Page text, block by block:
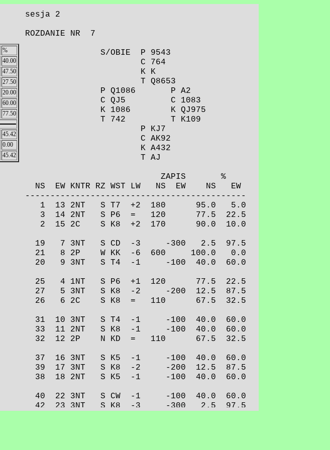
%
40.00
47.50
27.50
20.00
60.00
77.50
45.42
0.00
45.42